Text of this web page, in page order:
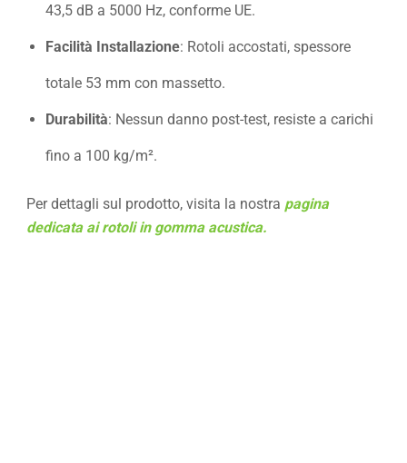
43,5 dB a 5000 Hz, conforme UE.
Facilità Installazione: Rotoli accostati, spessore
totale 53 mm con massetto.
Durabilità: Nessun danno post-test, resiste a carichi
fino a 100 kg/m².
Per dettagli sul prodotto, visita la nostra pagina
dedicata ai rotoli in gomma acustica.